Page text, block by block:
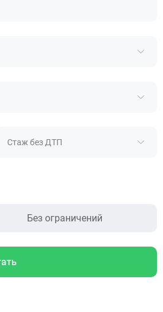
Стаж без ДТП
Без ограничений